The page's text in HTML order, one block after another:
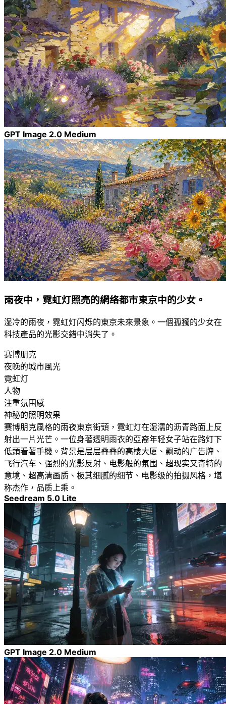
GPT Image 2.0 Medium
雨夜中，霓虹灯照亮的網络都市東京中的少女。
湿冷的雨夜，霓虹灯闪烁的東京未來景象。一個孤獨的少女在
科技產品的光影交錯中消失了。
赛博朋克
夜晚的城市風光
霓虹灯
人物
注重氛围感
神秘的照明效果
赛博朋克風格的雨夜東京街頭，霓虹灯在湿濡的沥青路面上反
射出一片光芒。一位身著透明雨衣的亞裔年轻女子站在路灯下
低頭看著手機。背景是层层叠叠的高楼大厦、飘动的广告牌、
飞行汽车、强烈的光影反射、电影般的氛围、超现实又奇特的
意境、超高清画质、极其细腻的细节、电影级的拍摄风格，堪
称杰作，品质上乘。
Seedream 5.0 Lite
GPT Image 2.0 Medium